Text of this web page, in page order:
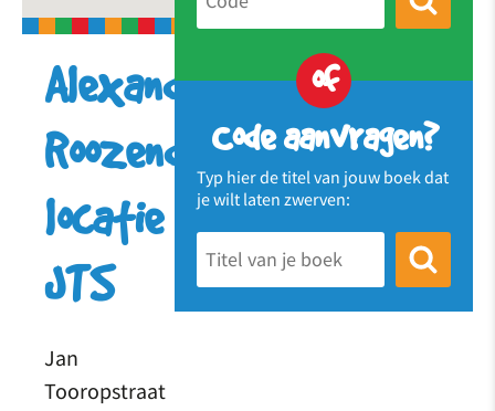
of
Code aanvragen?
Typ hier de titel van jouw boek dat
je wilt laten zwerven:
Alexander
Roozendaalschool-
locatie
JTS
Jan
Tooropstraat